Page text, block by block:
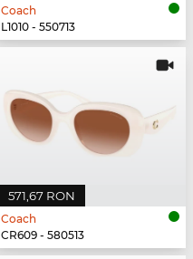
Coach
L1010 - 550713
571,67 RON
Coach
CR609 - 580513